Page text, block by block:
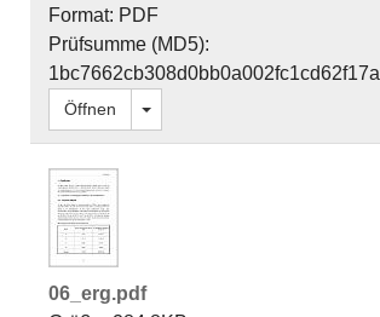
Format: PDF
Prüfsumme (MD5):
1bc7662cb308d0bb0a002fc1cd62f17a
Öffnen Dropdown öffnen
06_erg.pdf